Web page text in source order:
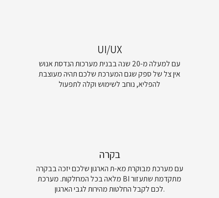
UI/UX
עם למעלה מ-20 שנה בבנית מערכות הנדסת אנוש
אין צל של ספק שגם המערכת שלכם תהיה מעוצבת
להפליא, נוחב לשימוש וקלה לתפעול
בקרה
עם מערכת מבוקרת מא-ת הארגון שלכם יזכה בבקרה
מלאה בכל המחלקות. מערכת BI מתקדמת שתעזור
לכם לקבל החלטות מהירות לגבי הארגון.